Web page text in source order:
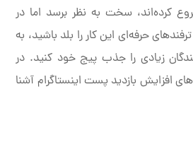
کرده‌اند، سخت به نظر برسد اما در
حرفه‌ای این کار را بلد باشید، به
زیادی را جذب پیج خود کنید. در
افزایش بازدید پست اینستاگرام آشنا